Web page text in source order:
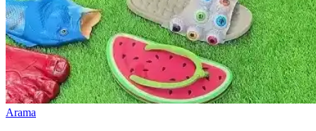
Arama